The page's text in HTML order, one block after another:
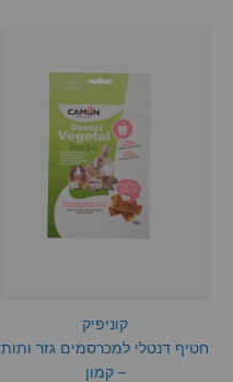
קוניפיק
חטיף דנטלי למכרסמים גזר ותות
– קמון